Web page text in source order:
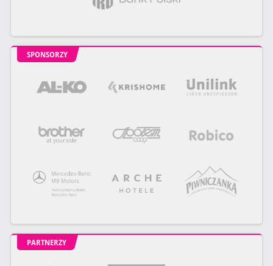
SPONSORZY
PARTNERZY